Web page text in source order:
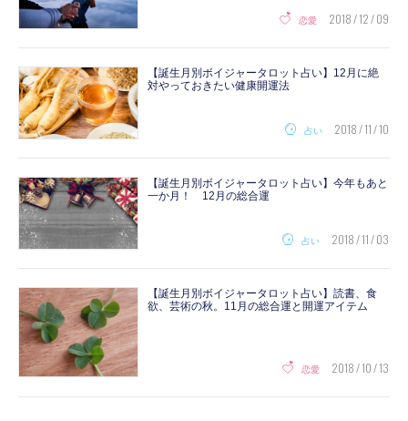
恋愛 2018 / 12 / 09
【誕生月別ボイジャータロット占い】12月に絶
対やっておきたい健康開運法
占い 2018 / 11 / 10
【誕生月別ボイジャータロット占い】今年もあと
一か月！ 12月の総合運
占い 2018 / 11 / 03
【誕生月別ボイジャータロット占い】読書、食
欲、芸術の秋。11月の総合運と開運アイテム
恋愛 2018 / 10 / 13